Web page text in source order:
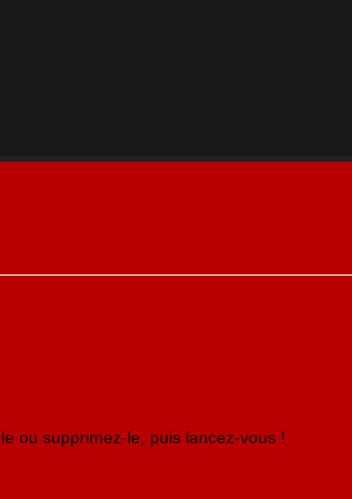
ou supprimez-le, puis lancez-vous !